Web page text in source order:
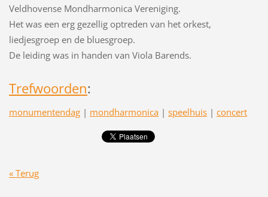
Veldhovense Mondharmonica Vereniging.
Het was een erg gezellig optreden van het orkest,
liedjesgroep en de bluesgroep.
De leiding was in handen van Viola Barends.
Trefwoorden:
monumentendag | mondharmonica | speelhuis | concert
« Terug